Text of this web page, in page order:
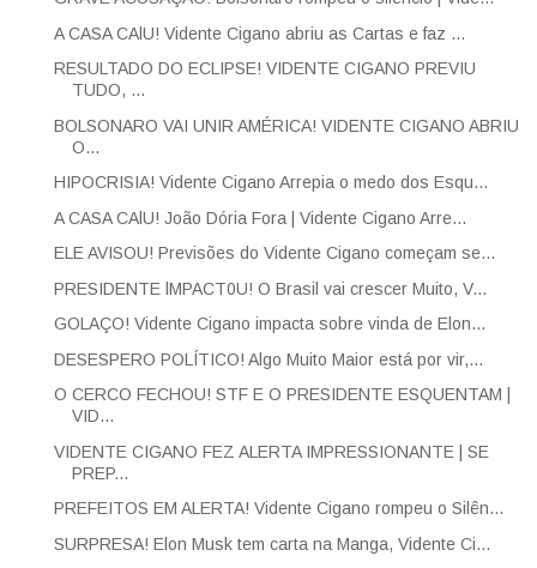
A CASA CAlU! Vidente Cigano abriu as Cartas e faz ...
RESULTADO DO ECLIPSE! VIDENTE CIGANO PREVIU
TUDO, ...
BOLSONARO VAI UNIR AMÉRICA! VIDENTE CIGANO ABRIU
O...
HIPOCRISIA! Vidente Cigano Arrepia o medo dos Esqu...
A CASA CAlU! João Dória Fora | Vidente Cigano Arre...
ELE AVISOU! Previsões do Vidente Cigano começam se...
PRESIDENTE lMPACT0U! O Brasil vai crescer Muito, V...
GOLAÇO! Vidente Cigano impacta sobre vinda de Elon...
DESESPERO POLÍTICO! Algo Muito Maior está por vir,...
O CERCO FECHOU! STF E O PRESIDENTE ESQUENTAM |
VID...
VIDENTE CIGANO FEZ ALERTA IMPRESSIONANTE | SE
PREP...
PREFEITOS EM ALERTA! Vidente Cigano rompeu o Silên...
SURPRESA! Elon Musk tem carta na Manga, Vidente Ci...